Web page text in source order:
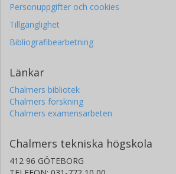
Personuppgifter och cookies
Tillgänglighet
Bibliografibearbetning
Länkar
Chalmers bibliotek
Chalmers forskning
Chalmers examensarbeten
Chalmers tekniska högskola
412 96 GÖTEBORG